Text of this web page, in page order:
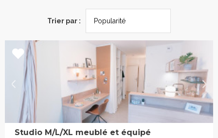
Trier par :
Studio M/L/XL meublé et équipé